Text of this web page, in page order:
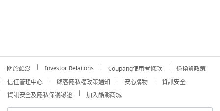
關於酷澎 Investor Relations Coupang使用者條款
退換貨政策
信任管理中心
顧客隱私權政策通知 安心購物
資訊安全
資訊安全及隱私保護認證
加入酷澎商城